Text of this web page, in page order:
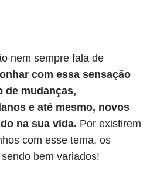
nem sempre fala de
com essa sensação
de mudanças,
e até mesmo, novos
na sua vida. Por existirem
com esse tema, os
bem variados!